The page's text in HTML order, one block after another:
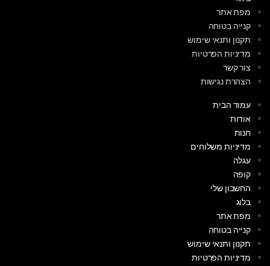
מפת אתר
קנייה בטוחה
תקנון ותנאי שימוש
מדיניות הפרטיות
צור קשר
הצהרת נגישות
עמוד הבית
אודות
חנות
מדיניות משלוחים
עגלה
קופה
החשבון שלי
בלוג
מפת אתר
קנייה בטוחה
תקנון ותנאי שימוש
מדיניות הפרטיות